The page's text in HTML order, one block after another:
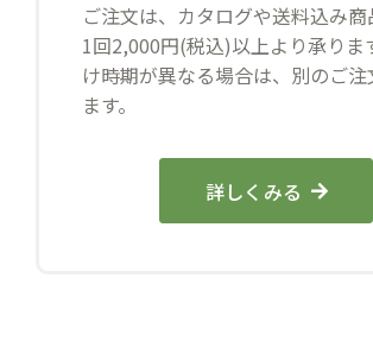
ご注文は、カタログや送料込み商
1回2,000円(税込)以上より承りま
け時期が異なる場合は、別のご注
ます。
詳しくみる